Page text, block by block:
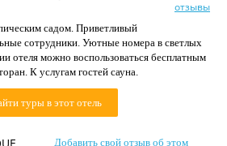
отзывы
садом. Приветливый
сотрудники. Уютные номера в светлых
отеля можно воспользоваться бесплатным
К услугам гостей сауна.
туры в этот отель
Добавить свой отзыв об этом